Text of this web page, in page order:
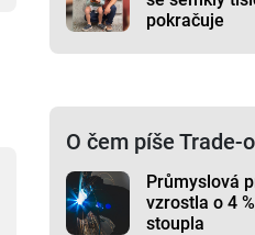
pokračuje
O čem píše Trade-
Průmyslová
vzrostla o 4
stoupla